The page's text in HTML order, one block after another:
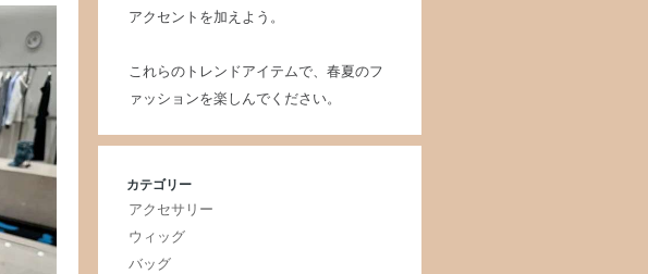
アクセントを加えよう。
これらのトレンドアイテムで、春夏のフ
ァッションを楽しんでください。
カテゴリー
アクセサリー
ウィッグ
バッグ